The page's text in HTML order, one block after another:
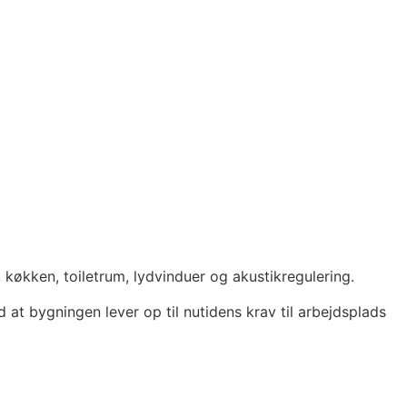
toiletrum, lydvinduer og akustikregulering.
bygningen lever op til nutidens krav til arbejdsplads